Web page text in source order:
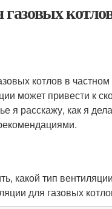
котлов в
может привести к
я расскажу, как я
какой тип
для газовых